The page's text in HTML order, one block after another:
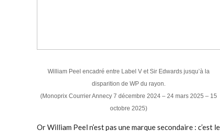
William Peel encadré entre Label V et Sir Edwards jusqu’à la
disparition de WP du rayon.
(Monoprix Courrier Annecy 7 décembre 2024 – 24 mars 2025 – 15
octobre 2025)
Or William Peel n’est pas une marque secondaire : c’est le